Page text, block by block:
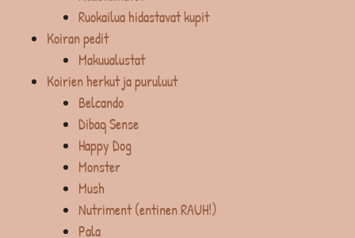
Ruokailua hidastavat kupit
Koiran pedit
Makuualustat
Koirien herkut ja puruluut
Belcando
Dibaq Sense
Happy Dog
Monster
Mush
Nutriment (entinen RAUH!)
Pala